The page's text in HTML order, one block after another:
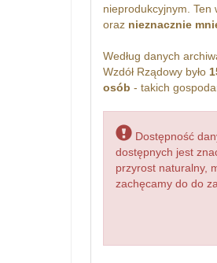
nieprodukcyjnym.
oraz nieznacznie
Według danych
Wzdół Rządowy było
osób - takich
Dostępność
dostępnych jest
przyrost naturalny,
zachęcamy do do